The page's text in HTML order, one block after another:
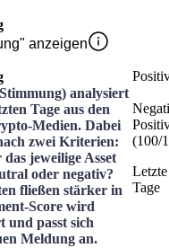
anzeigen
analysiert
Tage aus den
Medien. Dabei
zwei Kriterien:
jeweilige Asset
oder negativ?
fließen stärker in
Score wird
passt sich
Meldung an.
(100/
Tage